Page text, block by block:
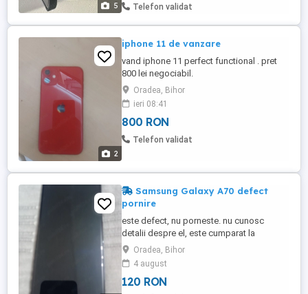
5 Telefon validat
2
iphone 11 de vanzare
vand iphone 11 perfect functional . pret
800 lei negociabil.
Oradea, Bihor
ieri 08:41
800 RON
Telefon validat
Samsung Galaxy A70 defect
pornire
este defect, nu porneste. nu cunosc
detalii despre el, este cumparat la
gramada cu alte telefoane, nu l-am folosit
personal. display-ul nu pare a fi crapat, dar
nu pot garanta nimic. este complet, fara
accesorii.
Oradea, Bihor
4 august
120 RON